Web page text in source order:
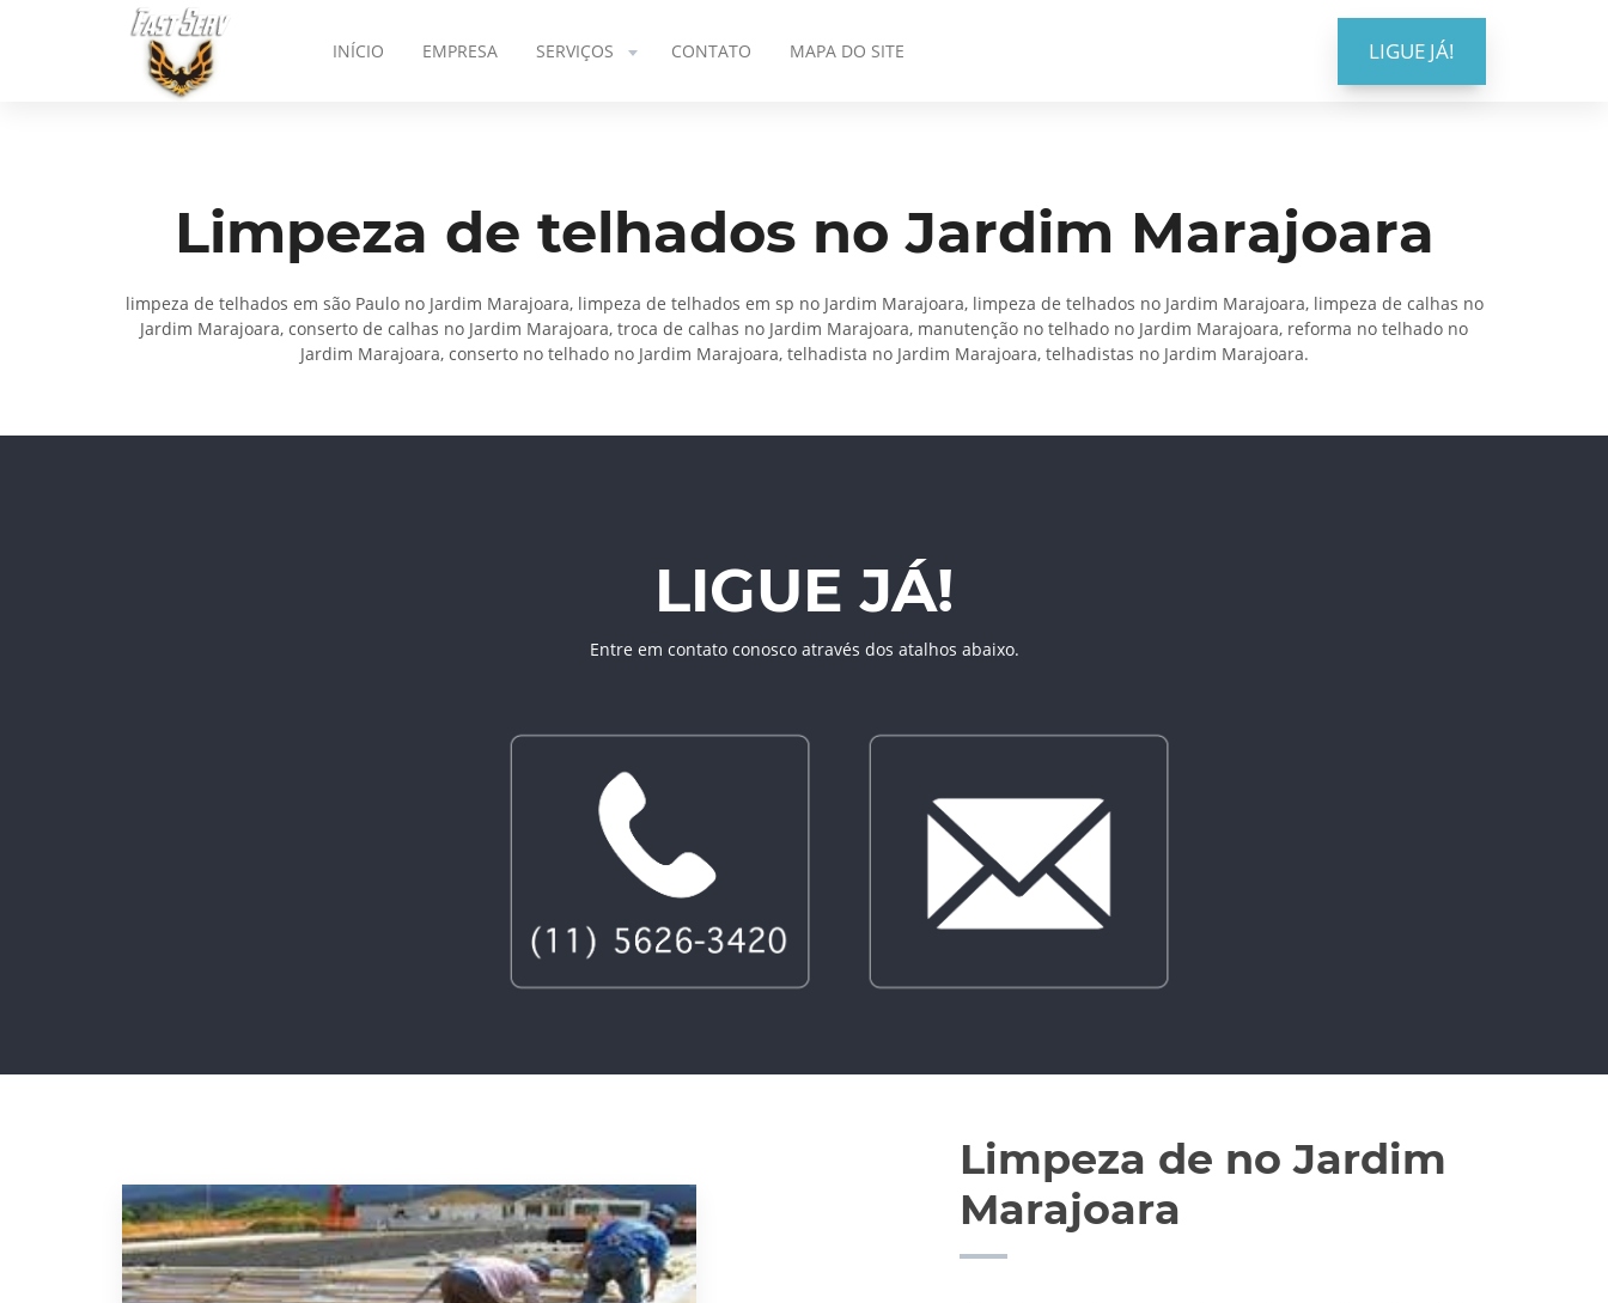
INÍCIO EMPRESA SERVIÇOS CONTATO MAPA DO SITE LIGUE JÁ!
Limpeza de telhados no Jardim Marajoara
limpeza de telhados em são Paulo no Jardim Marajoara, limpeza de telhados em sp no Jardim Marajoara, limpeza de telhados no Jardim Marajoara, limpeza de calhas no
Jardim Marajoara, conserto de calhas no Jardim Marajoara, troca de calhas no Jardim Marajoara, manutenção no telhado no Jardim Marajoara, reforma no telhado no
Jardim Marajoara, conserto no telhado no Jardim Marajoara, telhadista no Jardim Marajoara, telhadistas no Jardim Marajoara.
LIGUE JÁ!
Entre em contato conosco através dos atalhos abaixo.
Limpeza de no Jardim
Marajoara